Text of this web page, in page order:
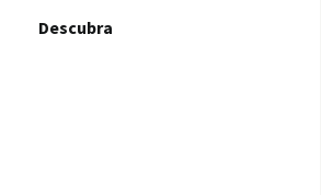
Descubra